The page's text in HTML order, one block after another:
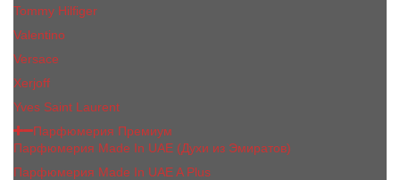
Tommy Hilfiger
Valentino
Versace
Xerjoff
Yves Saint Laurent
Парфюмерия Премиум
Парфюмерия Made In UAE (Духи из Эмиратов)
Парфюмерия Made In UAE A Plus